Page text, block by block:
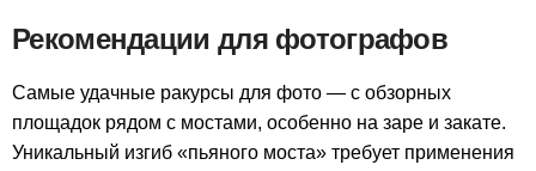
Рекомендации для фотографов
Самые удачные ракурсы для фото — с обзорных
площадок рядом с мостами, особенно на заре и закате.
Уникальный изгиб «пьяного моста» требует применения